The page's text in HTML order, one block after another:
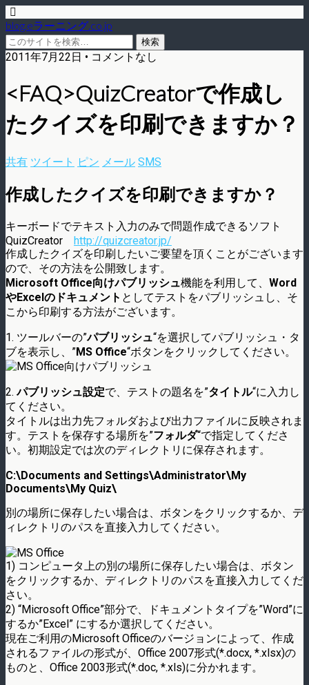
blog.eラーニング.co.jp
2011年7月22日 • コメントなし
<FAQ>QuizCreatorで作成し
たクイズを印刷できますか？
共有 ツイート ピン メール SMS
作成したクイズを印刷できますか？
キーボードでテキスト入力のみで問題作成できるソフト
QuizCreator http://quizcreator.jp/
作成したクイズを印刷したいご要望を頂くことがございます
ので、その方法を公開致します。
Microsoft Office向けパブリッシュ機能を利用して、 Word
やExcelのドキュメント としてテストをパブリッシュし、そ
こから印刷する方法がございます。
1. ツールバーの”パブリッシュ“を選択してパブリッシュ・タ
ブを表示し、”MS Office“ボタンをクリックしてください。
2.パブリッシュ設定で、テストの題名を”タイトル“に入力し
てください。
タイトルは出力先フォルダおよび出力ファイルに反映されま
す。テストを保存する場所を”フォルダ“で指定してくださ
い。初期設定では次のディレクトリに保存されます。
C:\Documents and Settings\Administrator\My
Documents\My Quiz\
別の場所に保存したい場合は、ボタンをクリックするか、デ
ィレクトリのパスを直接入力してください。
1) コンピュータ上の別の場所に保存したい場合は、ボタン
をクリックするか、ディレクトリのパスを直接入力してくだ
さい。
2) “Microsoft Office”部分で、ドキュメントタイプを”Word”に
するか”Excel” にするか選択してください。
現在ご利用のMicrosoft Officeのバージョンによって、作成
されるファイルの形式が、Office 2007形式(*.docx, *.xlsx)の
ものと、Office 2003形式(*.doc, *.xls)に分かれます。